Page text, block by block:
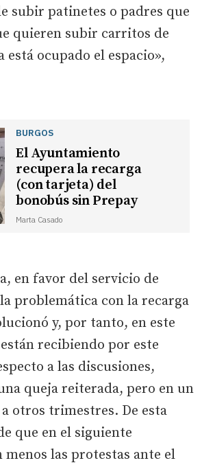
subir patinetes o padres que
quieren subir carritos de
está ocupado el espacio»,
BURGOS
El Ayuntamiento
recupera la recarga
(con tarjeta) del
bonobús sin Prepay
Marta Casado
en favor del servicio de
problemática con la recarga
y, por tanto, en este
recibiendo por este
a las discusiones,
queja reiterada, pero en un
otros trimestres. De esta
que en el siguiente
las protestas ante el